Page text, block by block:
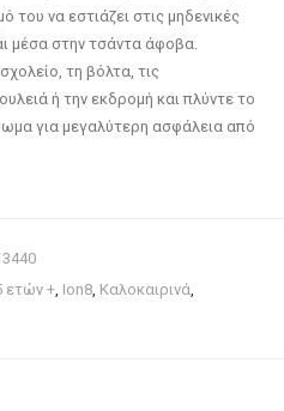
να εστιάζει στις μηδενικές
μέσα στην τσάντα άφοβα.
τη βόλτα, τις
ή την εκδρομή και πλύντε το
για μεγαλύτερη ασφάλεια από
ετών +, Ion8, Καλοκαιρινά,